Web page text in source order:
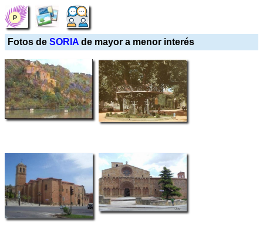
Fotos de SORIA de mayor a menor interés